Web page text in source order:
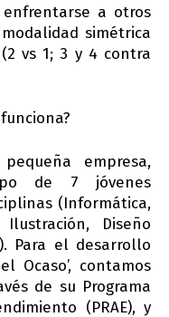
a otros
simétrica
vs 1; 3 y 4 contra
empresa,
de 7 jóvenes
(Informática,
Diseño
Para el desarrollo
Ocaso’, contamos
de su Programa
(PRAE), y